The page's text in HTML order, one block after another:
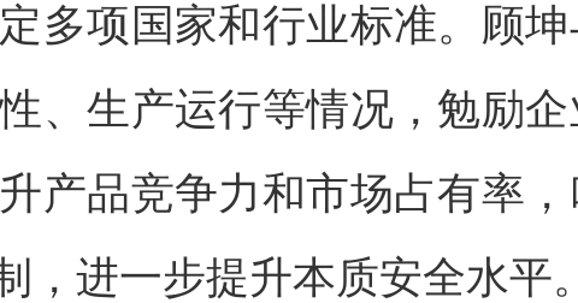
多项国家和行业标准。顾
、生产运行等情况，勉励
产品竞争力和市场占有率
，进一步提升本质安全水平。